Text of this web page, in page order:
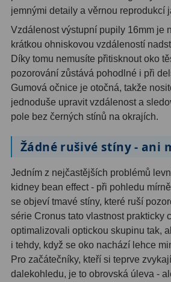
Ostatní
Montáže 93
Azimutální AZ5
Paralaktické EQ19
Fotografické montáže
Stativy a pilíře3
Objímky10
Motory a pohony13
Upínací prvky 13
Závaží3
Ostatní22
jemnými detaily a věrnou reprodukcí
Vzdálenost výstupní pupily 16mm je
krátkou ohniskovou vzdáleností
Díky tomu nemusíte přitisknout oko
pozorování zůstává pohodlné i při
Gumová očnice je otočná, takže
jednoduše upravit vzdálenost a
pole bez černých stínů na okrajích.
Žádné rušivé stíny - ani
Jedním z nejčastějších problémů
kidney bean effect - při pohledu
se objeví tmavé stíny, které ruší
série Cronus tato vlastnost prakticky
optimalizovali optickou skupinu tak,
i tehdy, když se oko nachází lehce
Pro začátečníky, kteří si teprve
dalekohledu, je to obrovská úleva -